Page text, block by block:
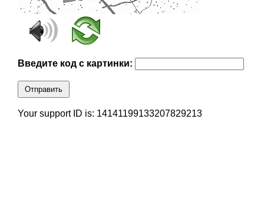
Введите код с картинки:
Отправить
Your support ID is: 14141199133207829213